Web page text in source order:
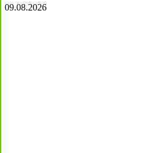
09.08.2026